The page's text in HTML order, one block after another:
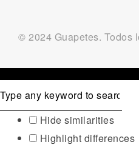
© 2024 Guapetes. Todos
Hide similarities
Highlight differences